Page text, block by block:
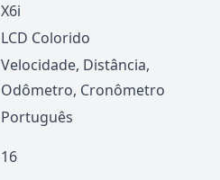
X6i
LCD Colorido
Velocidade, Distância,
Odômetro, Cronômetro
Português
16